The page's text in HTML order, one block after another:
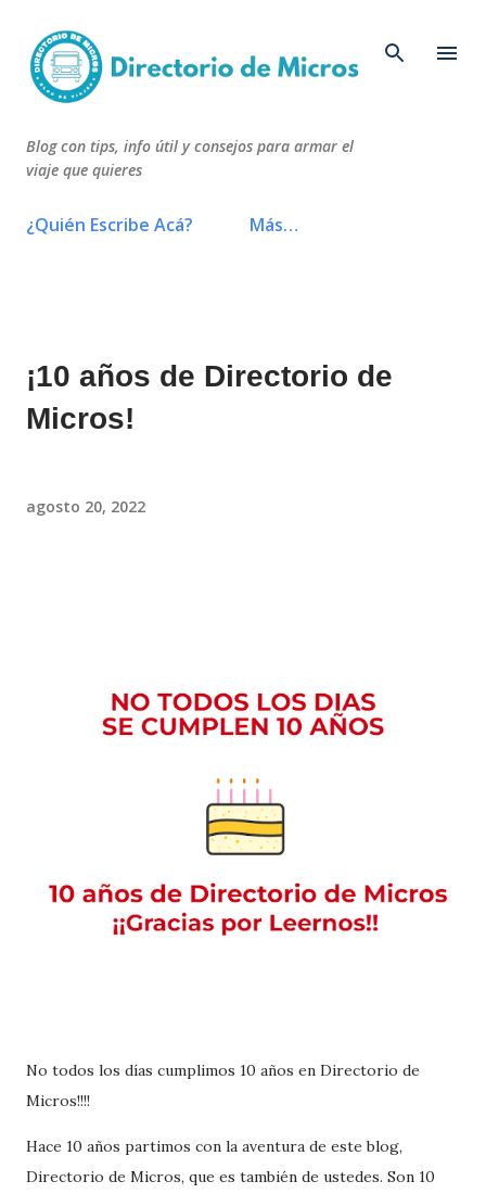
Blog con tips, info útil y consejos para armar el
viaje que quieres
¿Quién Escribe Acá? Más…
¡10 años de Directorio de
Micros!
agosto 20, 2022
No todos los días cumplimos 10 años en Directorio de
Micros!!!!
Hace 10 años partimos con la aventura de este blog,
Directorio de Micros, que es también de ustedes. Son 10